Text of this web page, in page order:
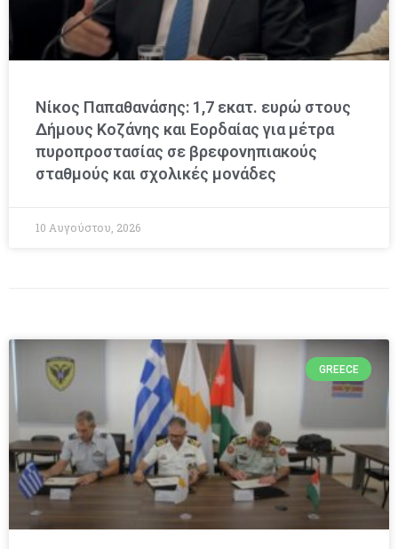
Νίκος Παπαθανάσης: 1,7 εκατ. ευρώ στους
Δήμους Κοζάνης και Εορδαίας για μέτρα
πυροπροστασίας σε βρεφονηπιακούς
σταθμούς και σχολικές μονάδες
10 Αυγούστου, 2026
GREECE